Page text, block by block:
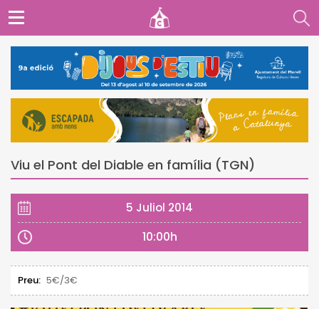
Viu el Pont del Diable en família (TGN)
5 Juliol 2014
10:00h
Preu: 5€/3€